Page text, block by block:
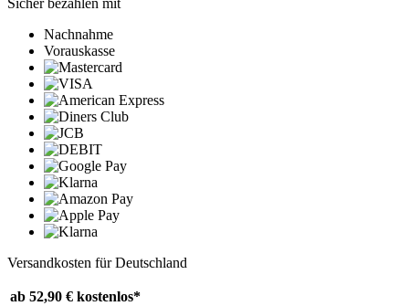
Sicher bezahlen mit
Nachnahme
Vorauskasse
Versandkosten für Deutschland
ab 52,90 € kostenlos*